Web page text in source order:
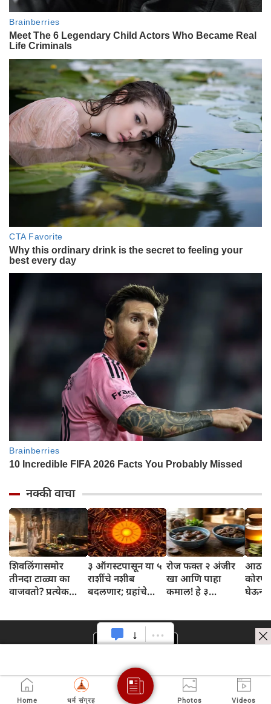
नक्की वाचा
शिवलिंगासमोर
तीनदा टाळ्या का
वाजवतो? प्रत्येक
३ ऑगस्टपासून या ५
राशींचे नशीब
बदलणार; ग्रहांचे
दिवसांची सुरुवात
होईल
रोज फक्त २ अंजीर
खा आणि पाहा
कमाल! हे ३
आहेत का?
घेऊन
घ्या
Home धर्म संग्रह Photos Videos